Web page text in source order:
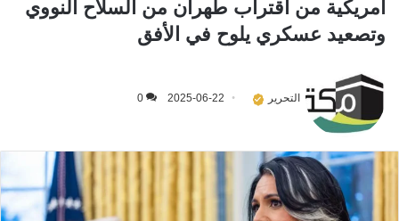
أمريكية من اقتراب طهران من السلاح النووي
وتصعيد عسكري يلوح في الأفق
التحرير 2025-06-22
0